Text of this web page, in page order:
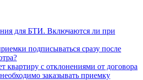
для БТИ. Включаются ли при
подписываться сразу после
квартиру с отклонениями от договора
заказывать приемку